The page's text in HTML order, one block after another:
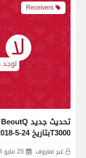
Receivers
T3000بتاريخ 24-5-2018
غير معروف 25 مايو 2018